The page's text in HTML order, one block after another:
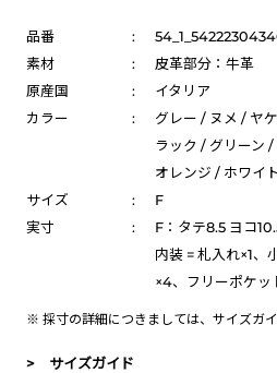
品番 :
素材
:
皮革部分：牛革
原産国
:
イタリア
カラー
:
グレー / ヌメ / ヤ
ラック / グリーン
オレンジ / ホワイト
サイズ
:
F
実寸
:
F：タテ8.5 ヨコ
内装 = 札入れ×1、
×4、フリーポケッ
※ 採寸の詳細につきましては、 サイズガ
> サイズガイド